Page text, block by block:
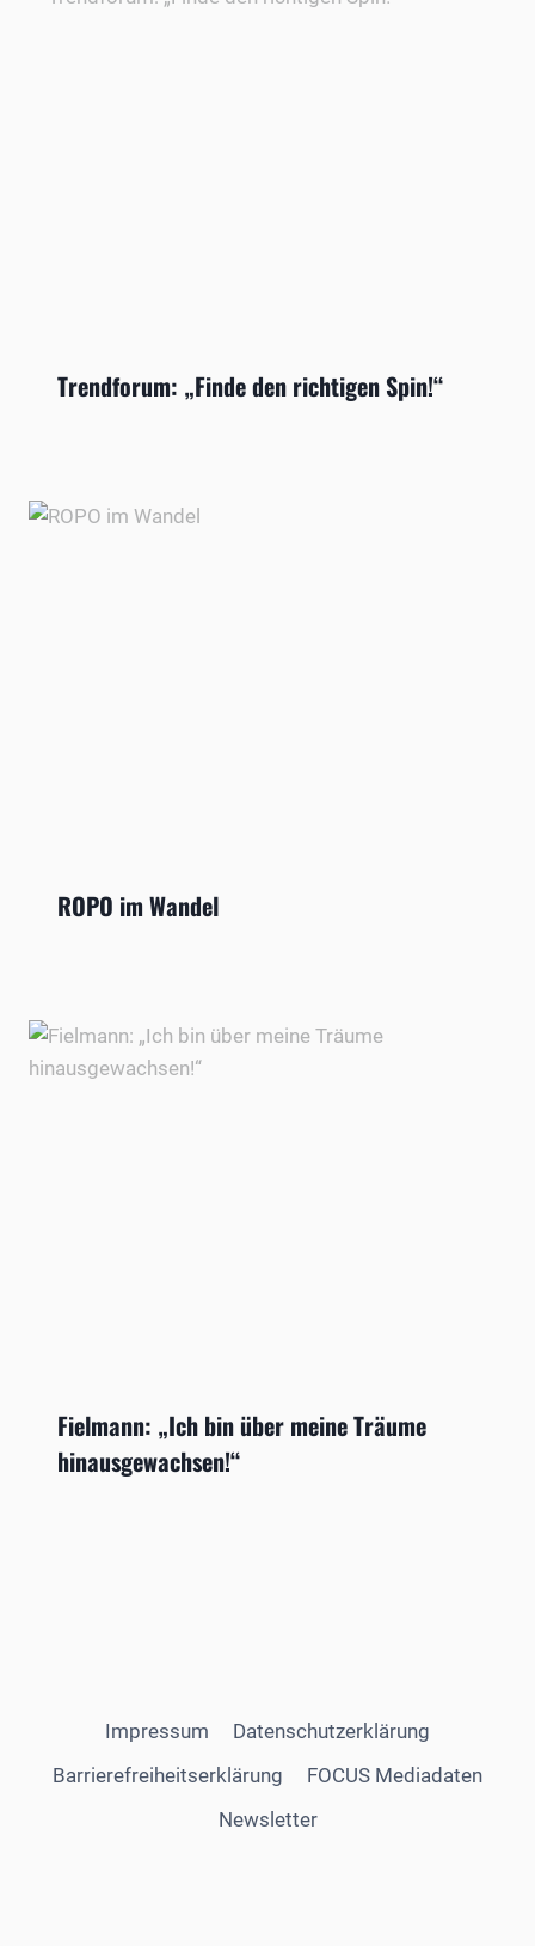
Trendforum: „Finde den richtigen Spin!“
ROPO im Wandel
Fielmann: „Ich bin über meine Träume
hinausgewachsen!“
Impressum
Datenschutzerklärung
Barrierefreiheitserklärung
FOCUS Mediadaten
Newsletter